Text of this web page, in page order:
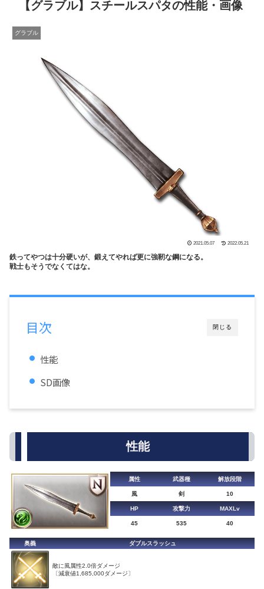
【グラブル】スチールスパタの性能・画像
グラブル
2021.05.07 2022.05.21
鉄ってやつは十分硬いが、鍛えてやれば更に強靭な鋼になる。
戦士もそうでなくてはな。
閉じる
目次
性能
SD画像
性能
属性 武器種 解放段階
風 剣 10
HP 攻撃力 MAXLv
45 535 40
奥義 ダブルスラッシュ
敵に風属性2.0倍ダメージ
〔減衰値1,685,000ダメージ〕